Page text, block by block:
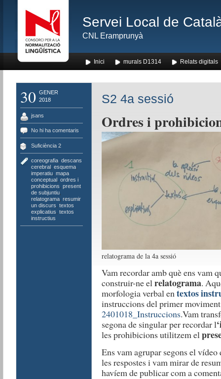
Servei Local de
CNL Eramprunyà
Inici murals D1314 Relats digitals
30 GENER
2018
jsans
No hi ha comentaris
Suficiència 2
coreografia, descans
cerebral, esquema,
imperatiu, mapa
conceptual, ordres i
prohibicions present
de subjuntiu,
relatograma, resumir
un discurs textos
explicatius textos
instructius
S2 4a sessió
Ordres i
relatograma de la 4a sessió
Vam recordar amb què ens vam
construir-ne elrelatograma.
morfologia verbal entextos
instruccions del primer
2401018_Instruccions.Vam
segona de singular per recordar l
les prohibicions utilitzem el
Ens vam agrupar segons el
les respostes i vam mirar de
havíem de publicar com a